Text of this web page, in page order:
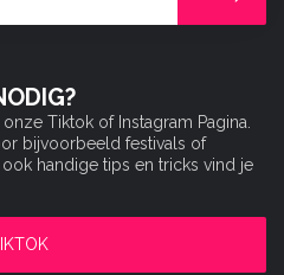
Tiktok of Instagram Pagina.
bijvoorbeeld festivals of
handige tips en tricks vind je